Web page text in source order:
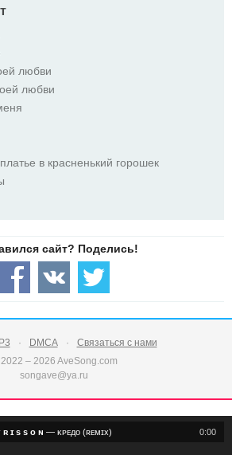
любви
любви
в красненький горошек
DMCA
Связаться с нами
– 2026 AveSong.com
songave@ya.ru
0:00
ʀ ɪ s s ᴏ ɴ — ᴋᴘᴇдᴏ (ʀᴇᴍɪx)